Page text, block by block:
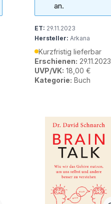
an.
ET: 29.11.2023
Hersteller: Arkana
Kurzfristig lieferbar
Erschienen: 29.11.2023
UVP/VK: 18,00 €
Kategorie: Buch